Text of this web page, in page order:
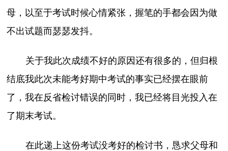
母，以至于考试时候心情紧张，握笔的手都会因为做
不出试题而瑟瑟发抖。
关于我此次成绩不好的原因还有很多的，但归根
结底我此次未能考好期中考试的事实已经摆在眼前
了，我在反省检讨错误的同时，我已经将目光投入在
了期末考试。
在此递上这份考试没考好的检讨书，恳求父母和